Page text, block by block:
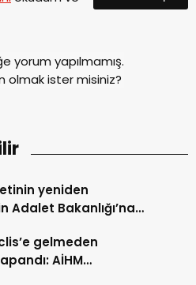
yorum yapılmamış.
olmak ister misiniz?
yeniden
Adalet Bakanlığı’na
gelmeden
AİHM